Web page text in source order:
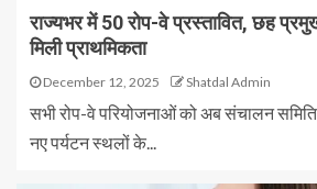
राज्यभर में 50 रोप-वे प्रस्तावित, छह
मिली प्राथमिकता
December 12, 2025 Shatdal Admin
सभी रोप-वे परियोजनाओं को अब संचालन समिति
नए पर्यटन स्थलों के...